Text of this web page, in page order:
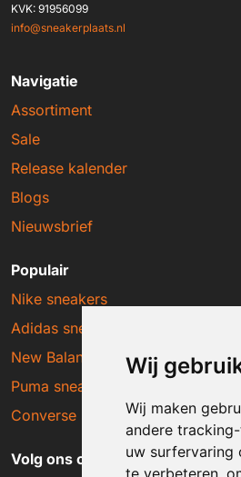
Wij
Wij maken
andere
uw surfervaring
te verbeteren,
KVK: 91956099
info@sneakerplaats.nl
Navigatie
Assortiment
Sale
Release kalender
Blogs
Nieuwsbrief
Populair
Nike sneakers
Adidas sneakers
New Balance sneakers
Puma sneakers
Converse sneakers
Volg ons op social media